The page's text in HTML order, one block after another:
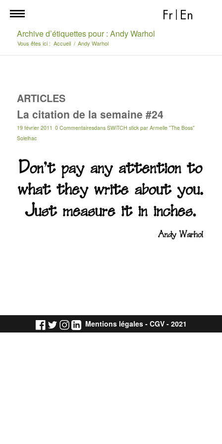
Fr En
Archive d’étiquettes pour : Andy Warhol
Vous êtes ici : Accueil / Andy Warhol
ARTICLES
La citation de la semaine #24
19 février 2011 0 Commentairesdans SWiTCH stick par Armelle "The Boss"
Solelhac
Mentions légales- CGV- 2021